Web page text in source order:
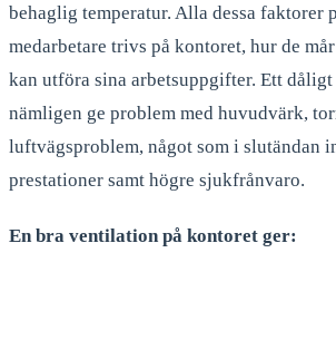
behaglig temperatur. Alla dessa faktorer
medarbetare trivs på kontoret, hur de
kan utföra sina arbetsuppgifter. Ett
nämligen ge problem med huvudvärk,
luftvägsproblem, något som i slutändan
prestationer samt högre sjukfrånvaro.
En bra ventilation på kontoret ger: